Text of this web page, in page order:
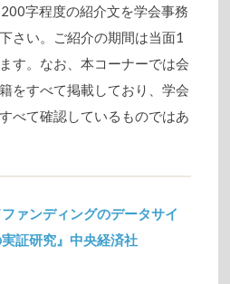
字程度の紹介文を学会事務
さい。ご紹介の期間は当面1
す。なお、本コーナーでは会
をすべて掲載しており、学会
べて確認しているものではあ
ァンディングのデータサイ
証研究』中央経済社